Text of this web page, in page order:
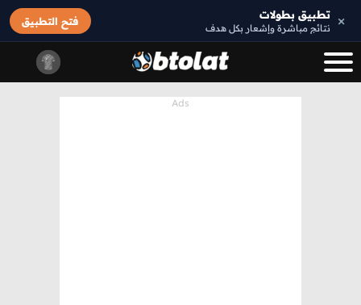
× تطبيق بطولات
نتائج مباشرة وإشعار بكل هدف
فتح التطبيق